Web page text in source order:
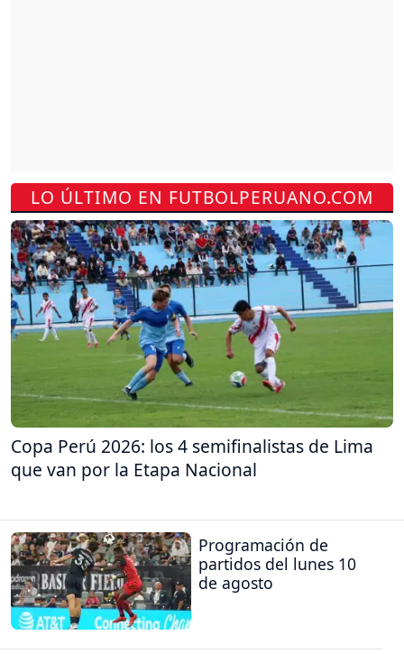
LO ÚLTIMO EN FUTBOLPERUANO.COM
Copa Perú 2026: los 4 semifinalistas de Lima
que van por la Etapa Nacional
Programación de
partidos del lunes 10
de agosto